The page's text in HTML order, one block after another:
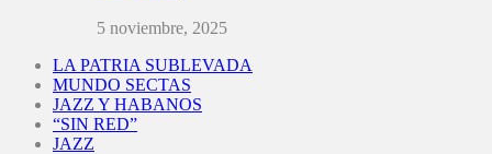
5 noviembre, 2025
LA PATRIA SUBLEVADA
MUNDO SECTAS
JAZZ Y HABANOS
“SIN RED”
JAZZ